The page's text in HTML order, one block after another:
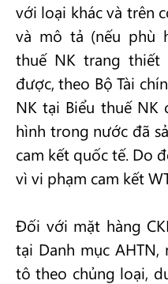
với loại khác và trên
và mô tả (nếu phù
thuế NK trang
được, theo Bộ Tài
NK tại Biểu thuế
hình trong nước đã
cam kết quốc tế. Do
vì vi phạm cam kết
Đối với mặt hàng
tại Danh mục
tô theo chủng loại,